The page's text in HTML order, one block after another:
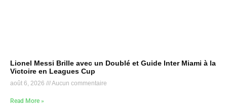
Lionel Messi Brille avec un Doublé et Guide Inter Miami à la
Victoire en Leagues Cup
août 6, 2026 Aucun commentaire
Read More »